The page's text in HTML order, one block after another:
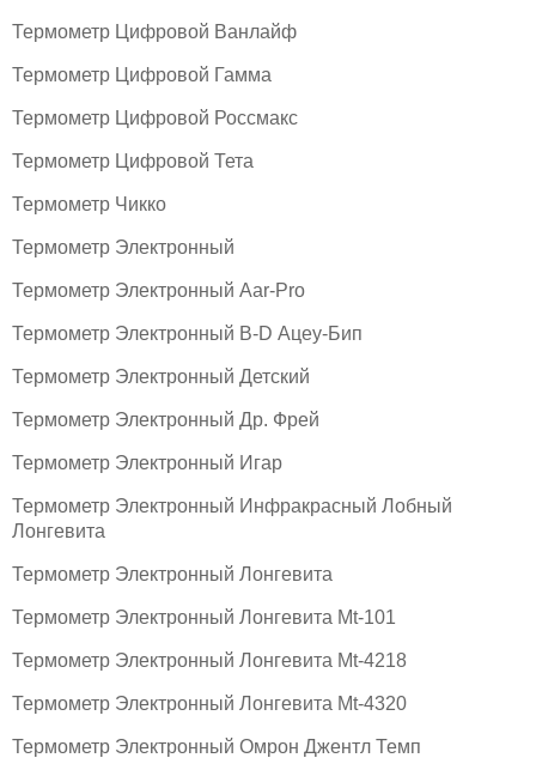
Термометр Цифровой Ванлайф
Термометр Цифровой Гамма
Термометр Цифровой Россмакс
Термометр Цифровой Тета
Термометр Чикко
Термометр Электронный
Термометр Электронный Aar-Pro
Термометр Электронный B-D Ацеу-Бип
Термометр Электронный Детский
Термометр Электронный Др. Фрей
Термометр Электронный Игар
Термометр Электронный Инфракрасный Лобный
Лонгевита
Термометр Электронный Лонгевита
Термометр Электронный Лонгевита Mt-101
Термометр Электронный Лонгевита Mt-4218
Термометр Электронный Лонгевита Mt-4320
Термометр Электронный Омрон Джентл Темп